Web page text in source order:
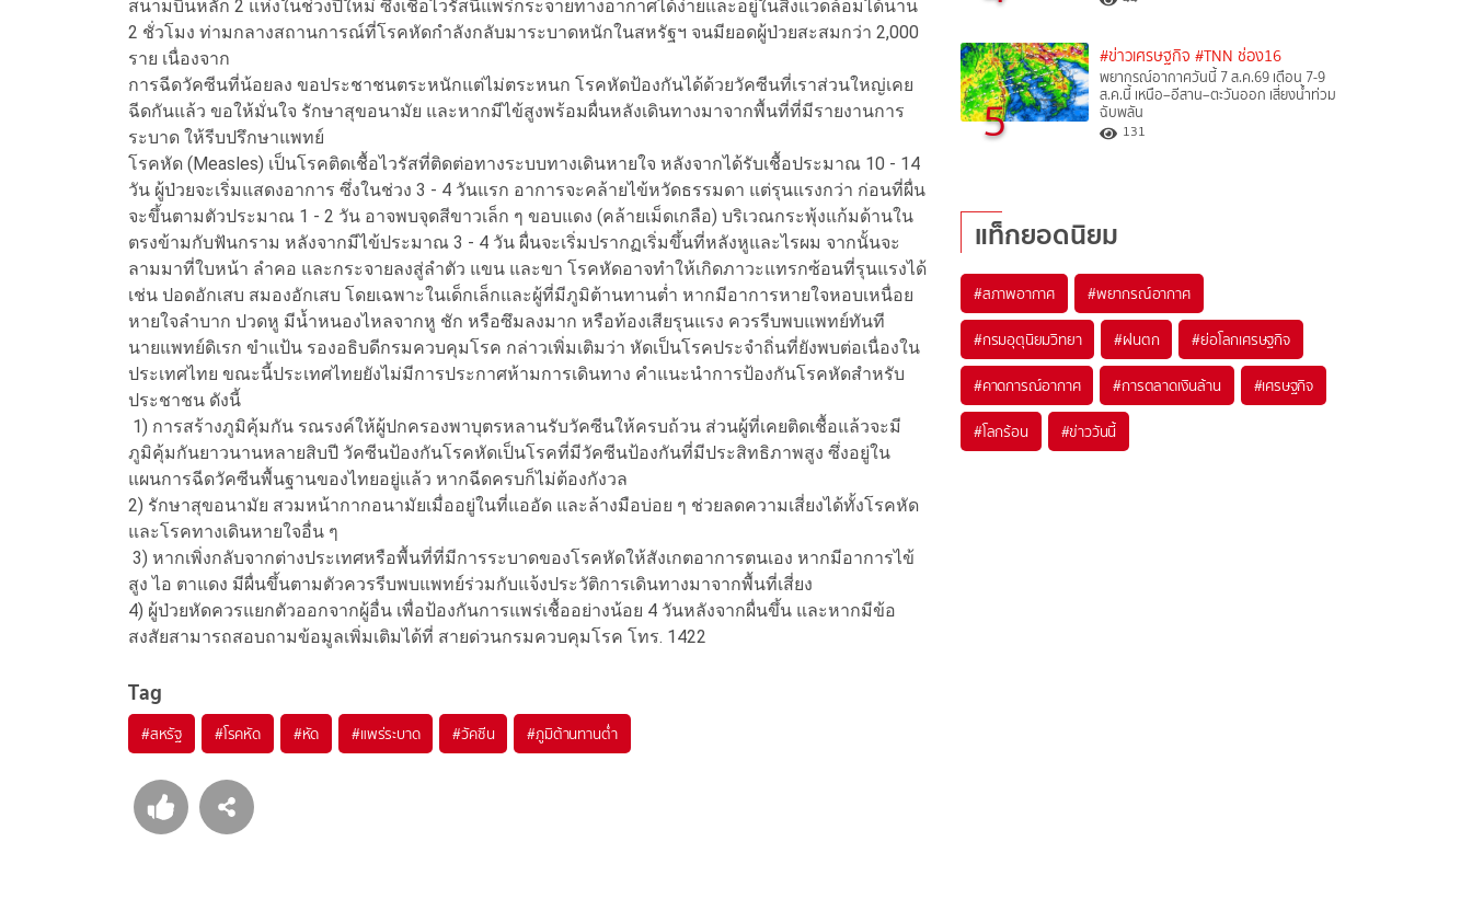
สนามบินหลัก 2 แห่งในช่วงปีใหม่ ซึ่งเชื้อไวรัสนี้แพร่กระจายทางอากาศได้ง่ายและอยู่ในสิ่งแวดล้อมได้นาน
2 ชั่วโมง ท่ามกลางสถานการณ์ที่โรคหัดกำลังกลับมาระบาดหนักในสหรัฐฯ จนมียอดผู้ป่วยสะสมกว่า 2,000
ราย เนื่องจาก
การฉีดวัคซีนที่น้อยลง ขอประชาชนตระหนักแต่ไม่ตระหนก โรคหัดป้องกันได้ด้วยวัคซีนที่เราส่วนใหญ่เคย
ฉีดกันแล้ว ขอให้มั่นใจ รักษาสุขอนามัย และหากมีไข้สูงพร้อมผื่นหลังเดินทางมาจากพื้นที่ที่มีรายงานการ
ระบาด ให้รีบปรึกษาแพทย์
โรคหัด (Measles) เป็นโรคติดเชื้อไวรัสที่ติดต่อทางระบบทางเดินหายใจ หลังจากได้รับเชื้อประมาณ 10 - 14
วัน ผู้ป่วยจะเริ่มแสดงอาการ ซึ่งในช่วง 3 - 4 วันแรก อาการจะคล้ายไข้หวัดธรรมดา แต่รุนแรงกว่า ก่อนที่ผื่น
จะขึ้นตามตัวประมาณ 1 - 2 วัน อาจพบจุดสีขาวเล็ก ๆ ขอบแดง (คล้ายเม็ดเกลือ) บริเวณกระพุ้งแก้มด้านใน
ตรงข้ามกับฟันกราม หลังจากมีไข้ประมาณ 3 - 4 วัน ผื่นจะเริ่มปรากฏเริ่มขึ้นที่หลังหูและไรผม จากนั้นจะ
ลามมาที่ใบหน้า ลำคอ และกระจายลงสู่ลำตัว แขน และขา โรคหัดอาจทำให้เกิดภาวะแทรกซ้อนที่รุนแรงได้
เช่น ปอดอักเสบ สมองอักเสบ โดยเฉพาะในเด็กเล็กและผู้ที่มีภูมิต้านทานต่ำ หากมีอาการหายใจหอบเหนื่อย
หายใจลำบาก ปวดหู มีน้ำหนองไหลจากหู ชัก หรือซึมลงมาก หรือท้องเสียรุนแรง ควรรีบพบแพทย์ทันที
นายแพทย์ดิเรก ขำแป้น รองอธิบดีกรมควบคุมโรค กล่าวเพิ่มเติมว่า หัดเป็นโรคประจำถิ่นที่ยังพบต่อเนื่องใน
ประเทศไทย ขณะนี้ประเทศไทยยังไม่มีการประกาศห้ามการเดินทาง คำแนะนำการป้องกันโรคหัดสำหรับ
ประชาชน ดังนี้
1) การสร้างภูมิคุ้มกัน รณรงค์ให้ผู้ปกครองพาบุตรหลานรับวัคซีนให้ครบถ้วน ส่วนผู้ที่เคยติดเชื้อแล้วจะมี
ภูมิคุ้มกันยาวนานหลายสิบปี วัคซีนป้องกันโรคหัดเป็นโรคที่มีวัคซีนป้องกันที่มีประสิทธิภาพสูง ซึ่งอยู่ใน
แผนการฉีดวัคซีนพื้นฐานของไทยอยู่แล้ว หากฉีดครบก็ไม่ต้องกังวล
2) รักษาสุขอนามัย สวมหน้ากากอนามัยเมื่ออยู่ในที่แออัด และล้างมือบ่อย ๆ ช่วยลดความเสี่ยงได้ทั้งโรคหัด
และโรคทางเดินหายใจอื่น ๆ
3) หากเพิ่งกลับจากต่างประเทศหรือพื้นที่ที่มีการระบาดของโรคหัดให้สังเกตอาการตนเอง หากมีอาการไข้
สูง ไอ ตาแดง มีผื่นขึ้นตามตัวควรรีบพบแพทย์ร่วมกับแจ้งประวัติการเดินทางมาจากพื้นที่เสี่ยง
4) ผู้ป่วยหัดควรแยกตัวออกจากผู้อื่น เพื่อป้องกันการแพร่เชื้ออย่างน้อย 4 วันหลังจากผื่นขึ้น และหากมีข้อ
สงสัยสามารถสอบถามข้อมูลเพิ่มเติมได้ที่ สายด่วนกรมควบคุมโรค โทร. 1422
Tag
#สหรัฐ #โรคหัด #หัด #แพร่ระบาด #วัคซีน #ภูมิต้านทานต่ำ
5
#ข่าวเศรษฐกิจ #TNN ช่อง16
พยากรณ์อากาศวันนี้ 7 ส.ค.69 เตือน 7-9
ส.ค.นี้ เหนือ–อีสาน–ตะวันออก เสี่ยงน้ำท่วม
ฉับพลัน
131
แท็กยอดนิยม
#สภาพอากาศ #พยากรณ์อากาศ
#กรมอุตุนิยมวิทยา #ฝนตก #ย่อโลกเศรษฐกิจ
#คาดการณ์อากาศ #การตลาดเงินล้าน #เศรษฐกิจ
#โลกร้อน #ข่าววันนี้